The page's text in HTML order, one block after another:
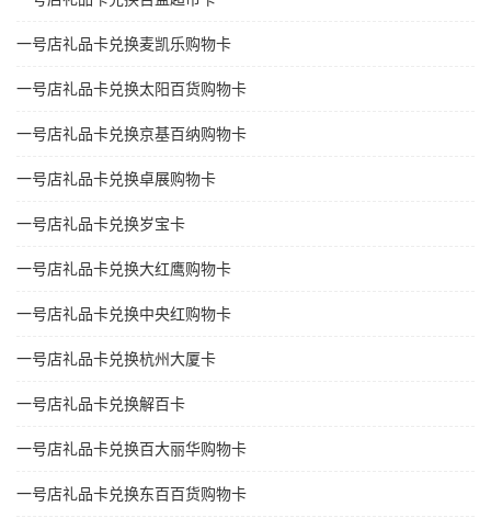
一号店礼品卡兑换麦凯乐购物卡
一号店礼品卡兑换太阳百货购物卡
一号店礼品卡兑换京基百纳购物卡
一号店礼品卡兑换卓展购物卡
一号店礼品卡兑换岁宝卡
一号店礼品卡兑换大红鹰购物卡
一号店礼品卡兑换中央红购物卡
一号店礼品卡兑换杭州大厦卡
一号店礼品卡兑换解百卡
一号店礼品卡兑换百大丽华购物卡
一号店礼品卡兑换东百百货购物卡